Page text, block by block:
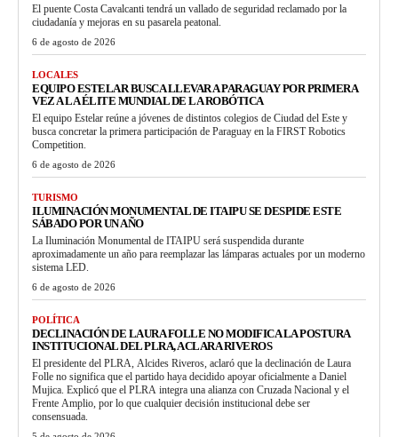
El puente Costa Cavalcanti tendrá un vallado de seguridad reclamado por la
ciudadanía y mejoras en su pasarela peatonal.
6 de agosto de 2026
LOCALES
EQUIPO ESTELAR BUSCA LLEVAR A PARAGUAY POR PRIMERA
VEZ A LA ÉLITE MUNDIAL DE LA ROBÓTICA
El equipo Estelar reúne a jóvenes de distintos colegios de Ciudad del Este y
busca concretar la primera participación de Paraguay en la FIRST Robotics
Competition.
6 de agosto de 2026
TURISMO
ILUMINACIÓN MONUMENTAL DE ITAIPU SE DESPIDE ESTE
SÁBADO POR UN AÑO
La Iluminación Monumental de ITAIPU será suspendida durante
aproximadamente un año para reemplazar las lámparas actuales por un moderno
sistema LED.
6 de agosto de 2026
POLÍTICA
DECLINACIÓN DE LAURA FOLLE NO MODIFICA LA POSTURA
INSTITUCIONAL DEL PLRA, ACLARA RIVEROS
El presidente del PLRA, Alcides Riveros, aclaró que la declinación de Laura
Folle no significa que el partido haya decidido apoyar oficialmente a Daniel
Mujica. Explicó que el PLRA integra una alianza con Cruzada Nacional y el
Frente Amplio, por lo que cualquier decisión institucional debe ser
consensuada.